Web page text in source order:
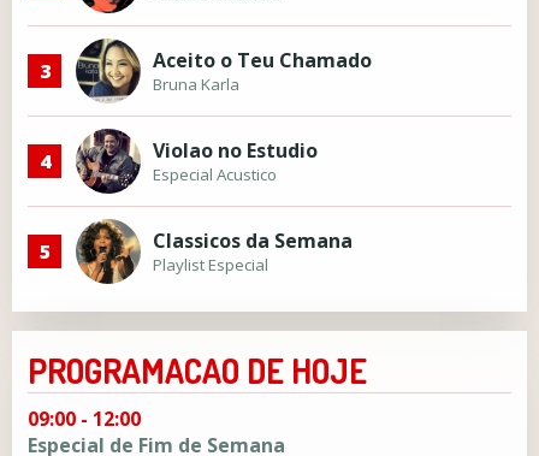
3 Aceito o Teu Chamado
Bruna Karla
4 Violao no Estudio
Especial Acustico
5 Classicos da Semana
Playlist Especial
PROGRAMACAO DE HOJE
09:00 - 12:00
Especial de Fim de Semana